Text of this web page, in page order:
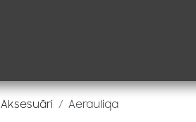
Aksesuāri Aerauliqa